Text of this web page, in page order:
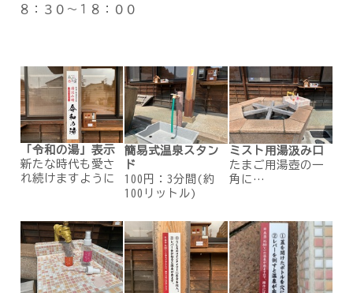
８：３０～１８：００
「令和の湯」表示
新たな時代も愛さ
れ続けますように
簡易式温泉スタン
ド
100円：3分間(約
100リットル)
ミスト用湯汲み口
たまご用湯壺の一
角に…